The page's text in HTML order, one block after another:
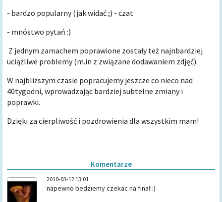
- bardzo popularny (jak widać ;) - czat
- mnóstwo pytań :)
Z jednym zamachem poprawione zostały też najnbardziej
uciążliwe problemy (m.in z związane dodawaniem zdjęć).
W najbliższym czasie popracujemy jeszcze co nieco nad
40tygodni, wprowadzając bardziej subtelne zmiany i
poprawki.
Dzięki za cierpliwość i pozdrowienia dla wszystkim mam!
Komentarze
2010-03-12 13:01
napewno bedziemy czekac na finał :)